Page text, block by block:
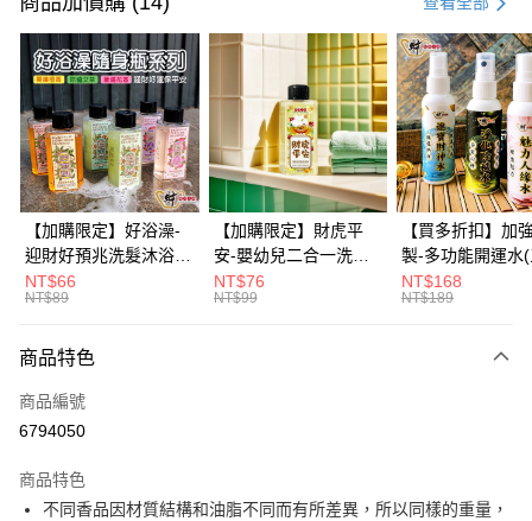
信用卡分期付款
3 期 0 利率 每期NT$99 21家銀行
合作金庫商業銀行
第一商業銀行
華南商業銀行
彰化商業銀行
上海商業儲蓄銀行
台北富邦商業銀行
國泰世華商業銀行
兆豐國際商業銀行
臺灣中小企業銀行
台中商業銀行
匯豐（台灣）商業銀行
華泰商業銀行
聯邦商業銀行
遠東國際商業銀行
元大商業銀行
台灣樂天信用卡公司
6 期 0 利率 每期NT$49 21家銀行
合作金庫商業銀行
第一商業銀行
華南商業銀行
彰化商業銀行
上海商業儲蓄銀行
台北富邦商業銀行
國泰世華商業銀行
兆豐國際商業銀行
臺灣中小企業銀行
台中商業銀行
匯豐（台灣）商業銀行
聯邦商業銀行
玉山商業銀行
台灣樂天信用卡公司
12 期 0 利率 每期NT$24 21家銀行
合作金庫商業銀行
第一商業銀行
華南商業銀行
彰化商業銀行
上海商業儲蓄銀行
台北富邦商業銀行
國泰世華商業銀行
兆豐國際商業銀行
臺灣中小企業銀行
元大商業銀行
台新國際商業銀行
台灣樂天信用卡公司
超商取貨付款
LINE Pay
Apple Pay
悠遊付
Google Pay
大哥付你分期
【加購限定】好浴澡-
迎財好預兆洗髮沐浴露
60ml(六款任選)【財神
小舖】PIF 財神嚴選，
瓶 旅遊出門最安心
NT$66
NT$89
【加購限定】財虎平
安-嬰幼兒二合一洗髮
沐浴露60ml《財神小
舖》【BABY-0601】
NT$76
NT$99
【買多折扣】加
製-多功能開運水
任選)《大師特製
《含開光》財神
NT$168
NT$189
商品特色
商品編號
6794050
商品特色
不同香品因材質結構和油脂不同而有所差異，所以同樣的重量，